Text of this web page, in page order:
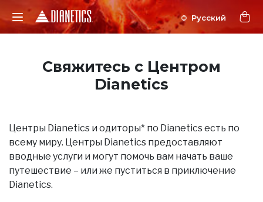
Свяжитесь с Центром
Dianetics
Центры Dianetics и одиторы* по Dianetics есть по
всему миру. Центры Dianetics предоставляют
вводные услуги и могут помочь вам начать ваше
путешествие – или же пуститься в приключение
Dianetics.